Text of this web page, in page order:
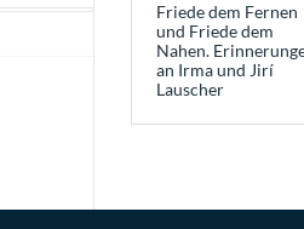
Friede dem Fernen
und Friede dem
Nahen.
an Irma und Jirí
Lauscher